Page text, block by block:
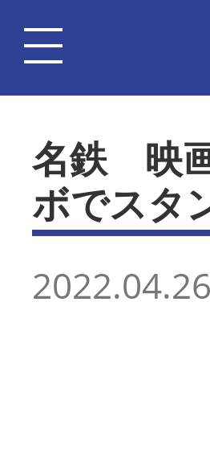
名鉄 映
ボでスタ
2022.04.26